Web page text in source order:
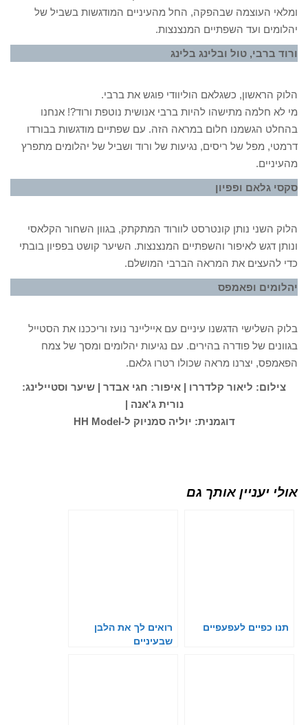
ומלאי העוצמה שבהפקה, החל מהעיניים המודגשות בשביל של
יהלומים ועד השפתיים המנצנצות.
ורוד ברבי, טול ובלינג בלינג
הלוק הראשון, כשגלאם הוליוודי פוגש את ברבי.
מי לא חלמה מתישהו להיות ברבי אנושית נוטפת ורוד?! אנחנו
בהחלט הגשמנו חלום במראה הזה. עם שפתיים מודגשות בבורדו
דרמטי, מפל של ריסים, נגיעות של ורוד ושביל של יהלומים מתפרץ
מהעיניים.
סקסי גלאם ופפיון
הלוק השני נותן קונטרסט לוורוד המתקתק, בגוון השחור הקלאסי
ונותן דגש לאיפור והשפתיים המנצנצות. השיער קושט בפפיון בובתי
כדי להעצים את המראה הברבי המושלם.
יהלומים ופאמפס
בלוק השלישי הדגשנו עיניים עם אייליינר נועז וריככנו את הסטייל
בגוונים של פודרה בהירים. עם נגיעות יהלומים ומסך של צמח
הפאמפס, יצרנו מראה שכולו רטרו גלאם.
צילום: ליאור קלדררו | איפור: חגי אבדר | שיער וסטיילינג:
נורית ג'אנה |
דוגמנית: יוליה סמניוק ל-HH Model
אולי יעניין אותך גם
תנו כפיים לעפעפיים
רואים לך את הלבן
שבעיניים